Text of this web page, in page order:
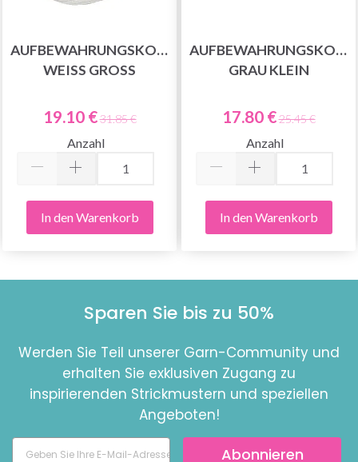
AUFBEWAHRUNGSKORB
WEISS GROSS
19.10 €31.85 €
Anzahl
In den Warenkorb
AUFBEWAHRUNGSKORB
GRAU KLEIN
17.80 €25.45 €
Anzahl
In den Warenkorb
Sparen Sie bis zu 50%
Werden Sie Teil unserer Garn-Community und
erhalten Sie exklusiven Zugang zu
inspirierenden Strickmustern und speziellen
Angeboten!
Abonnieren